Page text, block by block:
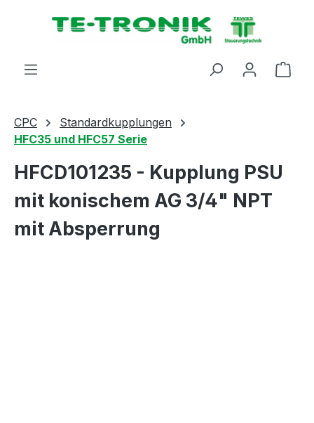
springen
CPC
Standardkupplungen
HFC35 und HFC57 Serie
HFCD101235 - Kupplung PSU
mit konischem AG 3/4" NPT
mit Absperrung